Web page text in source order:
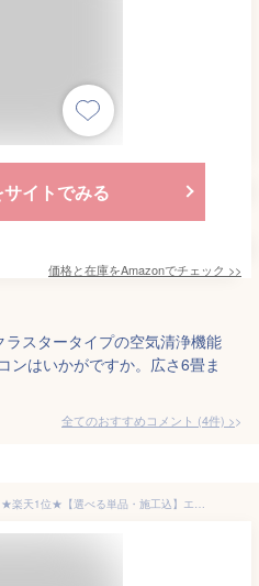
イトでみる
価格と在庫をAmazonでチェック >>
スタータイプの空気清浄機能
ンはいかがですか。広さ6畳ま
全てのおすすめコメント (4件) >
＼クーポン利用で43,700円～／★楽天1位★【選べる単品・施工込】エアコン 6畳 10畳 14畳 工事費込み 節電 内部清浄 いたわりエコモード 消費電力 電気代 省エネ エコ 内部清浄 タイマー付 スタンダード 単品 施工込 工事込 冷房 暖房 2.2kW 2.8kW 4.0kW アイリスオーヤマ